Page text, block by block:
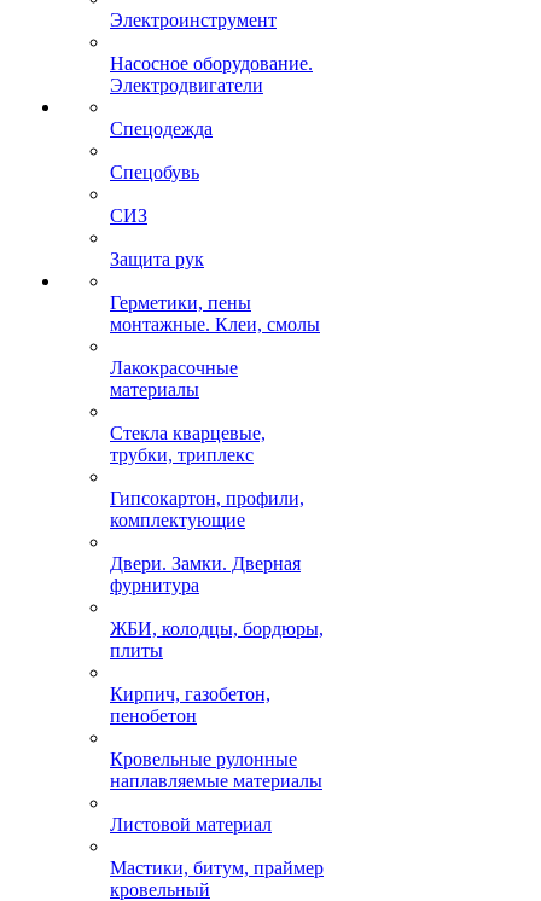
Электроинструмент
Насосное оборудование.
Электродвигатели
Спецодежда
Спецобувь
СИЗ
Защита рук
Герметики, пены
монтажные. Клеи, смолы
Лакокрасочные
материалы
Стекла кварцевые,
трубки, триплекс
Гипсокартон, профили,
комплектующие
Двери. Замки. Дверная
фурнитура
ЖБИ, колодцы, бордюры,
плиты
Кирпич, газобетон,
пенобетон
Кровельные рулонные
наплавляемые материалы
Листовой материал
Мастики, битум, праймер
кровельный